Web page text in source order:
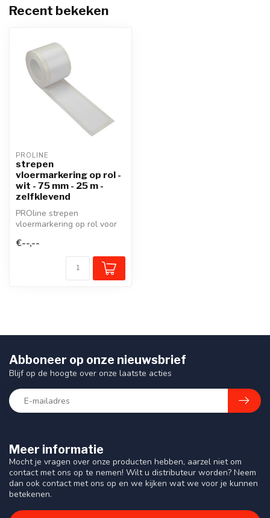
Recent bekeken
PROLINE
strepen
vloermarkering op rol -
wit - 75 mm - 25 m -
zelfklevend
PROline strepen
vloermarkering op rol voor
loop- en ri...
€--,--
Meer informatie
Mocht je vragen over onze producten hebben, aarzel niet om
contact met ons op te nemen! Wilt u distributeur worden? Neem
dan ook contact met ons op en we kijken wat we voor je kunnen
betekenen.
Abboneer op onze nieuwsbrief
Blijf op de hoogte over onze laatste acties